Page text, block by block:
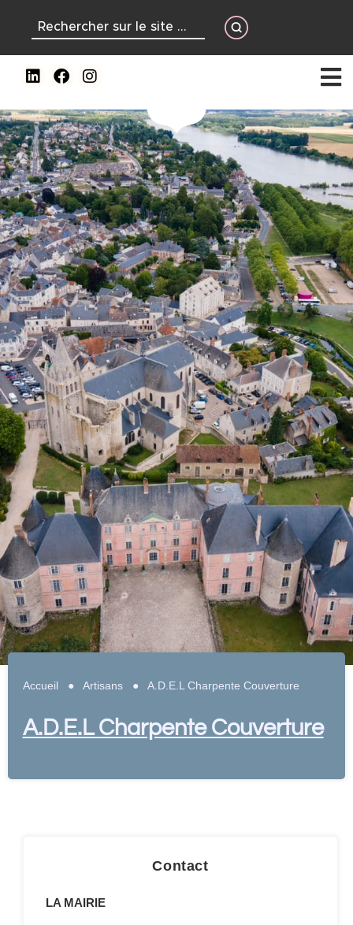
principal
Accueil ● Artisans● A.D.E.L Charpente Couverture
A.D.E.L Charpente Couverture
Contact
LA MAIRIE